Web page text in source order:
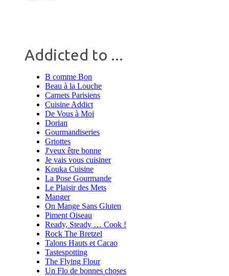
Addicted to ...
B comme Bon
Beau à la Louche
Carnets Parisiens
Cuisine Addict
De Vous à Moi
Dorian
Gourmandiseries
Griottes
J'veux être bonne
Je vais vous cuisiner
Kouka Cuisine
La Pose Gourmande
Le Plaisir des Mets
Manger
On Mange Sans Gluten
Piment Oiseau
Ready, Steady … Cook !
Rock The Bretzel
Talons Hauts et Cacao
Tastespotting
The Flying Flour
Un Flo de bonnes choses